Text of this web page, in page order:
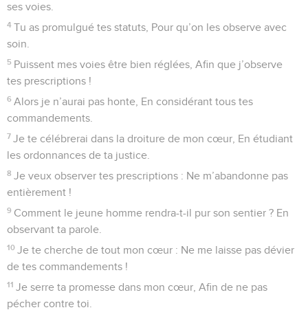
ses voies.
4 Tu as promulgué tes statuts, Pour qu’on les observe avec
soin.
5 Puissent mes voies être bien réglées, Afin que j’observe
tes prescriptions !
6 Alors je n’aurai pas honte, En considérant tous tes
commandements.
7 Je te célébrerai dans la droiture de mon cœur, En étudiant
les ordonnances de ta justice.
8 Je veux observer tes prescriptions : Ne m’abandonne pas
entièrement !
9 Comment le jeune homme rendra-t-il pur son sentier ? En
observant ta parole.
10 Je te cherche de tout mon cœur : Ne me laisse pas dévier
de tes commandements !
11 Je serre ta promesse dans mon cœur, Afin de ne pas
pécher contre toi.